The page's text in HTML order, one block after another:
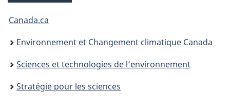
Vous
êtes
ici :
Canada.ca
Environnement et Changement climatique Canada
Sciences et technologies de l’environnement
Stratégie pour les sciences